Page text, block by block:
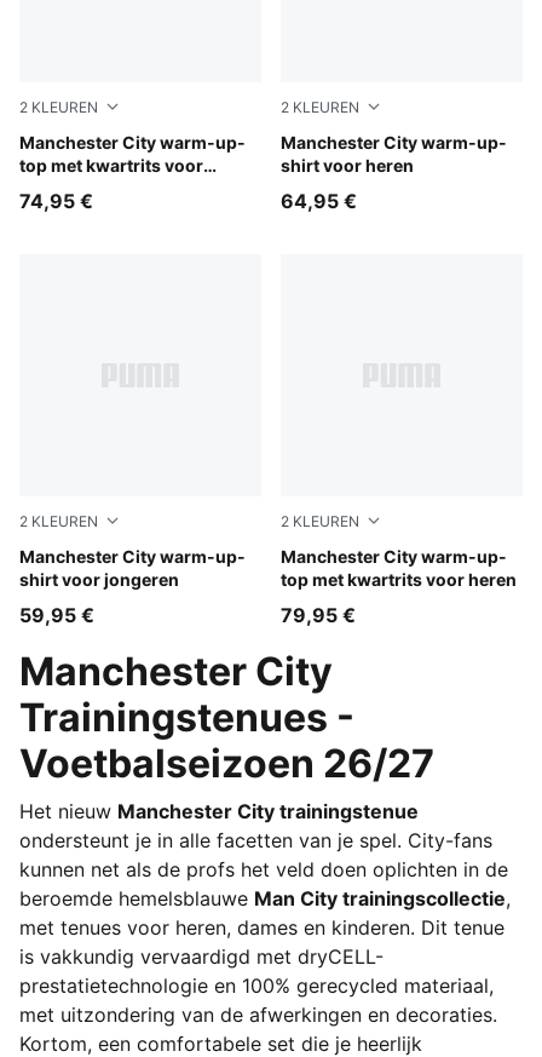
2 KLEUREN
Manchester City warm-up-
top met kwartrits voor
PUMA Black-Archive Gold
74,95 €
2 KLEUREN
Manchester City warm-up-
shirt voor heren
PUMA Black-Archive Gold
64,95 €
2 KLEUREN
Manchester City warm-up-
shirt voor jongeren
PUMA Black-Archive Gold
59,95 €
2 KLEUREN
Manchester City warm-up-
top met kwartrits voor heren
PUMA Black-Archive Gold
79,95 €
Manchester City
Trainingstenues -
Voetbalseizoen 26/27
Het nieuw Manchester City trainingstenue
ondersteunt je in alle facetten van je spel. City-fans
kunnen net als de profs het veld doen oplichten in de
beroemde hemelsblauwe Man City trainingscollectie,
met tenues voor heren, dames en kinderen. Dit tenue
is vakkundig vervaardigd met dryCELL-
prestatietechnologie en 100% gerecycled materiaal,
met uitzondering van de afwerkingen en decoraties.
Kortom, een comfortabele set die je heerlijk